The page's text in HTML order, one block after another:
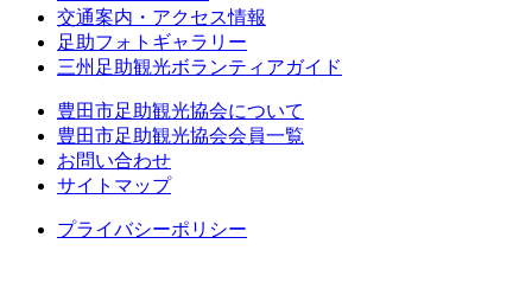
交通案内・アクセス情報
足助フォトギャラリー
三州足助観光ボランティアガイド
豊田市足助観光協会について
豊田市足助観光協会会員一覧
お問い合わせ
サイトマップ
プライバシーポリシー